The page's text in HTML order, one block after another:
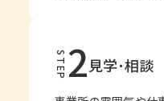
STEP2見学･相談